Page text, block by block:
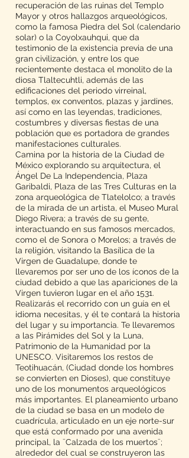
recuperación de las ruinas del Templo
Mayor y otros hallazgos arqueológicos,
como la famosa Piedra del Sol (calendario
solar) o la Coyolxauhqui, que da
testimonio de la existencia previa de una
gran civilización, y entre los que
recientemente destaca el monolito de la
diosa Tlaltecuhtli, además de las
edificaciones del periodo virreinal,
templos, ex conventos, plazas y jardines,
así como en las leyendas, tradiciones,
costumbres y diversas fiestas de una
población que es portadora de grandes
manifestaciones culturales.
Camina por la historia de la Ciudad de
México explorando su arquitectura, el
Ángel De La Independencia, Plaza
Garibaldi, Plaza de las Tres Culturas en la
zona arqueológica de Tlatelolco; a través
de la mirada de un artista, el Museo Mural
Diego Rivera; a través de su gente,
interactuando en sus famosos mercados,
como el de Sonora o Morelos; a través de
la religión, visitando la Basílica de la
Virgen de Guadalupe, donde te
llevaremos por ser uno de los íconos de la
ciudad debido a que las apariciones de la
Virgen tuvieron lugar en el año 1531.
Realizarás el recorrido con un guía en el
idioma necesitas, y él te contará la historia
del lugar y su importancia. Te llevaremos
a las Pirámides del Sol y la Luna,
Patrimonio de la Humanidad por la
UNESCO. Visitaremos los restos de
Teotihuacán, (Ciudad donde los hombres
se convierten en Dioses), que constituye
uno de los monumentos arqueológicos
más importantes. El planeamiento urbano
de la ciudad se basa en un modelo de
cuadrícula, articulado en un eje norte-sur
que está conformado por una avenida
principal, la ¨Calzada de los muertos¨;
alrededor del cual se construyeron las